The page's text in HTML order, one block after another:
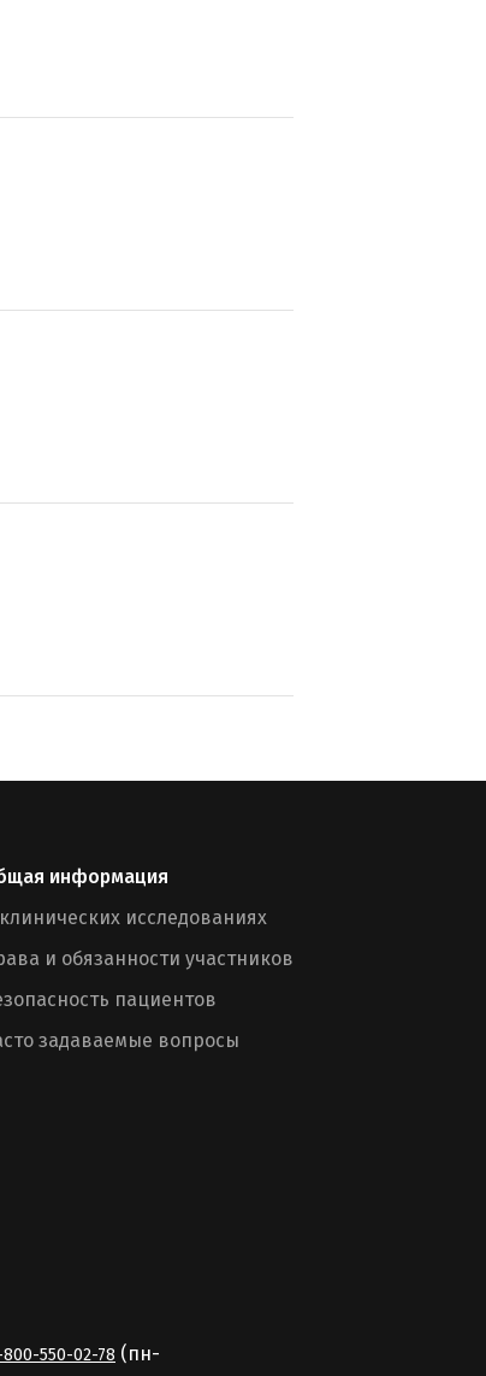
информация
исследованиях
и обязанности участников
пациентов
задаваемые вопросы
550-02-78 (пн-